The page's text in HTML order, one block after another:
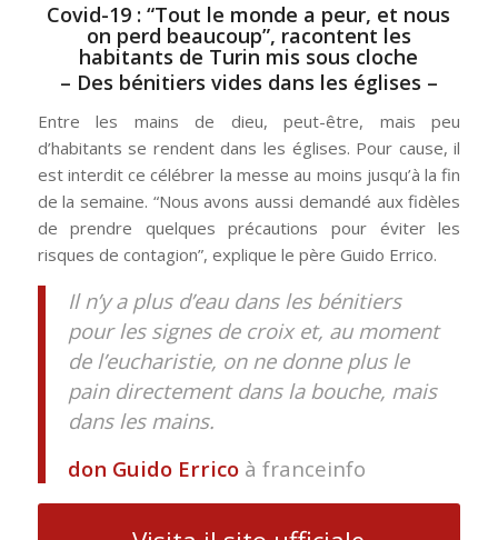
Covid-19 : “Tout le monde a peur, et nous
on perd beaucoup”, racontent les
habitants de Turin mis sous cloche
– Des bénitiers vides dans les églises –
Entre les mains de dieu, peut-être, mais peu
d’habitants se rendent dans les églises. Pour cause, il
est interdit ce célébrer la messe au moins jusqu’à la fin
de la semaine. “Nous avons aussi demandé aux fidèles
de prendre quelques précautions pour éviter les
risques de contagion”, explique le père Guido Errico.
Il n’y a plus d’eau dans les bénitiers
pour les signes de croix et, au moment
de l’eucharistie, on ne donne plus le
pain directement dans la bouche, mais
dans les mains.
don Guido Erricoà franceinfo